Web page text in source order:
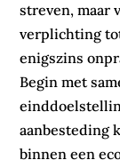
streven, maar
verplichting
enigszins
Begin met
aanbesteding
binnen een